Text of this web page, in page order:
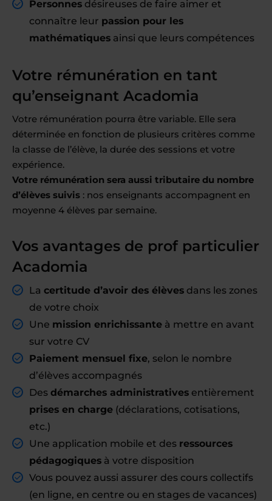
Personnes désireuses de faire aimer et
connaître leur passion pour les
mathématiques ainsi que leurs compétences
Votre rémunération en tant
qu’enseignant Acadomia
Votre rémunération pourra être variable. Elle sera
déterminée en fonction de plusieurs critères comme
la classe de l’élève, la durée des sessions et votre
expérience.
Votre rémunération sera aussi tributaire du nombre
d’élèves suivis : nos enseignants accompagnent en
moyenne 4 élèves par semaine.
Vos avantages de prof particulier
Acadomia
La certitude d’avoir des élèves dans les zones
de votre choix
Une mission enrichissante à mettre en avant
sur votre CV
Paiement mensuel fixe, selon le nombre
d’élèves accompagnés
Des démarches administratives entièrement
prises en charge (déclarations, cotisations,
etc.)
Une application mobile et des ressources
pédagogiques à votre disposition
Vous pouvez aussi assurer des cours collectifs
(en ligne, en centre ou en stages de vacances)